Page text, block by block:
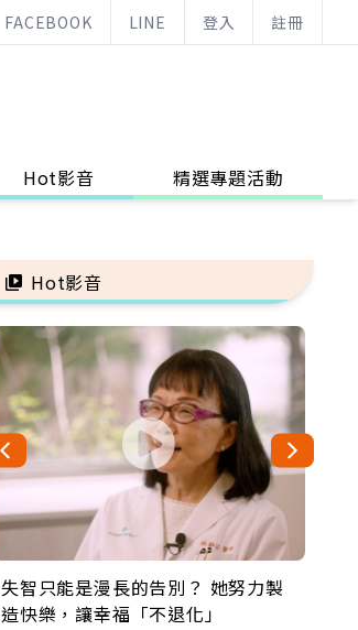
FACEBOOK LINE 登入 註冊
Hot影音 精選專題活動
Hot影音
失智只能是漫長的告別？ 她努力製
造快樂，讓幸福「不退化」
來自剛果的巧克力神父 為台灣奉獻
36年 「台灣是我的家，我連作夢都
63歲卸矽谷副總、搬回台灣找快
樂！「蛋黃哥小丑」走進安養院，
104歲打破金氏世界紀錄 成為全球
最年長羽球選手，分享長壽的秘密
事業巔峰他選擇追夢…黑手阿伯拉
小提琴還登上小巨蛋！連CNN都大